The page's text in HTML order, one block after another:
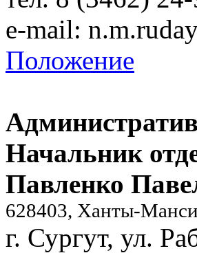
e-mail:
Положение
Начальник
Павленко
628403, Ханты-
г. Сургут, ул.